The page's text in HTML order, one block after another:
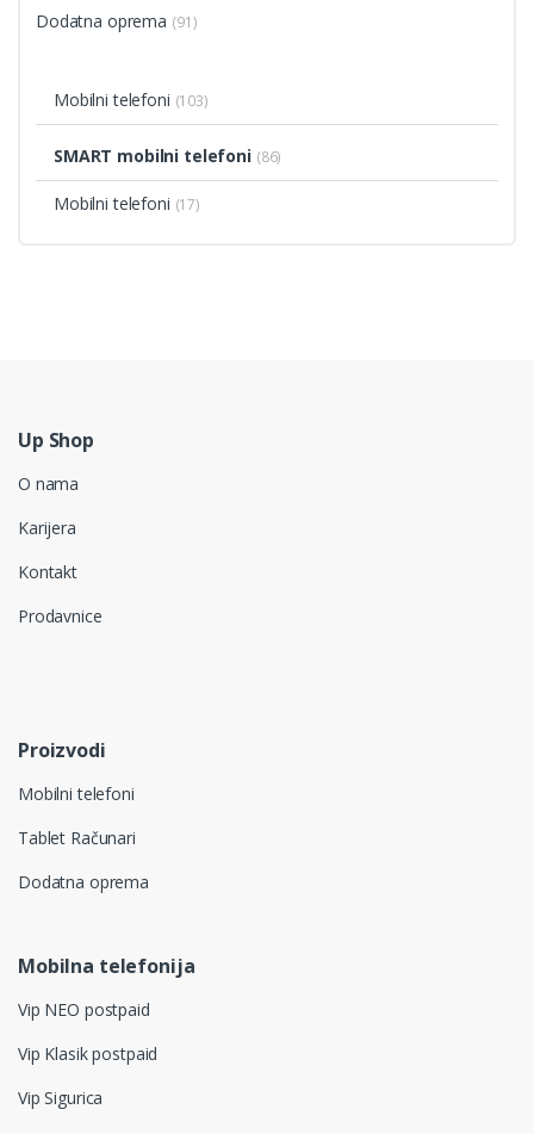
Dodatna oprema (91)
Mobilni telefoni (103)
SMART mobilni telefoni (86)
Mobilni telefoni (17)
Up Shop
O nama
Karijera
Kontakt
Prodavnice
Proizvodi
Mobilni telefoni
Tablet Računari
Dodatna oprema
Mobilna telefonija
Vip NEO postpaid
Vip Klasik postpaid
Vip Sigurica